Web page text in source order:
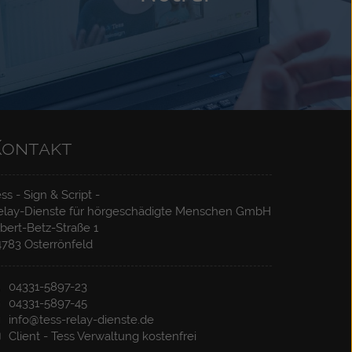
Wir vermitteln Ihre Notrufe zur zuständigen
Notrufleitstelle. Kostenlos und bundesweit. Sie
können über die Relay-Dienste die Notrufe 110
und 112 anrufen. Kostenlose Registrierung und
- Sign & Script -
Dienste für hörgeschädigte Menschen GmbH
Betz-Straße 1
Osterrönfeld
04331-5897-23
04331-5897-45
info@tess-relay-dienste.de
Client - Tess Verwaltung kostenfrei